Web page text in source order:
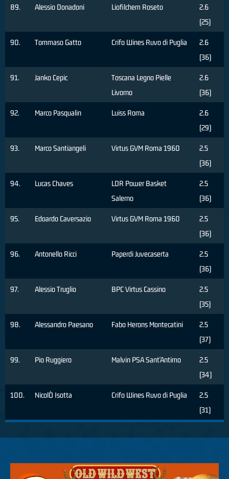
89. Alessio Donadoni Liofilchem Roseto
2.6
(25)
90. Tommaso Gatto Crifo Wines Ruvo di Puglia
2.6
(36)
91. Janko Cepic
Toscana Legno Pielle
Livorno
2.6
(36)
92. Marco Pasqualin Luiss Roma
2.6
(29)
93. Marco Santiangeli Virtus GVM Roma 1960
2.5
(36)
94. Lucas Chaves
LDR Power Basket
Salerno
2.5
(36)
95. Edoardo Caversazio Virtus GVM Roma 1960
2.5
(36)
96. Antonello Ricci Paperdi Juvecaserta
2.5
(36)
97. Alessio Truglio BPC Virtus Cassino
2.5
(35)
98. Alessandro Paesano Fabo Herons Montecatini
2.5
(37)
99. Pio Ruggiero Malvin PSA Sant'Antimo
2.5
(34)
100. NicolÒ Isotta Crifo Wines Ruvo di Puglia
2.5
(31)